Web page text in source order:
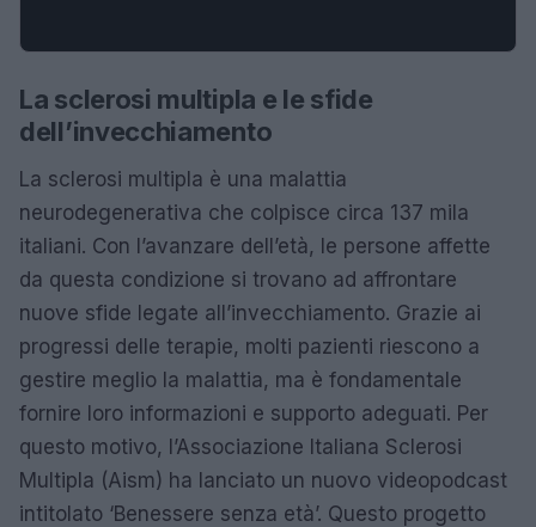
La sclerosi multipla e le sfide
dell’invecchiamento
La sclerosi multipla è una malattia
neurodegenerativa che colpisce circa 137 mila
italiani. Con l’avanzare dell’età, le persone affette
da questa condizione si trovano ad affrontare
nuove sfide legate all’invecchiamento. Grazie ai
progressi delle terapie, molti pazienti riescono a
gestire meglio la malattia, ma è fondamentale
fornire loro informazioni e supporto adeguati. Per
questo motivo, l’Associazione Italiana Sclerosi
Multipla (Aism) ha lanciato un nuovo videopodcast
intitolato ‘Benessere senza età’. Questo progetto